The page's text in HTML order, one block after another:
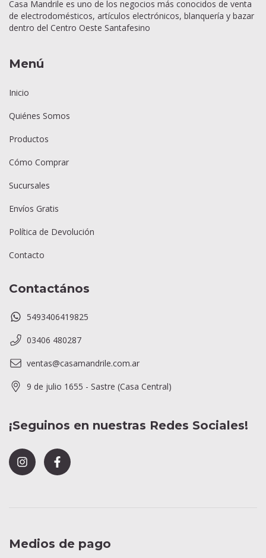
Casa Mandrile es uno de los negocios más conocidos de venta
de electrodomésticos, artículos electrónicos, blanquería y bazar
dentro del Centro Oeste Santafesino
Menú
Inicio
Quiénes Somos
Productos
Cómo Comprar
Sucursales
Envíos Gratis
Política de Devolución
Contacto
Contactános
5493406419825
03406 480287
ventas@casamandrile.com.ar
9 de julio 1655 - Sastre (Casa Central)
¡Seguinos en nuestras Redes Sociales!
Medios de pago